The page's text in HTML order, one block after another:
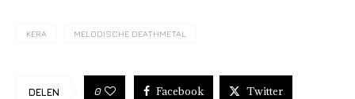
KERA MELODISCHE DEATHMETAL
DELEN 0 Facebook Twitter